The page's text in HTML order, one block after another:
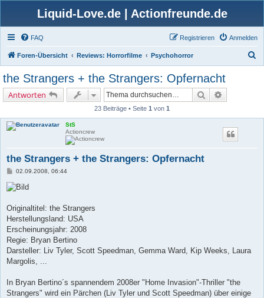
Liquid-Love.de | Actionfreunde.de
FAQ Anmelden
Registrieren
Foren-Übersicht Reviews: Horrorfilme Psychohorror
the Strangers + the Strangers: Opfernacht
Antworten Suche
23 Beiträge • Seite 1 von 1
StS
Actioncrew
the Strangers + the Strangers: Opfernacht
B
i
t
a
g
02.09.2008, 06:44
Originaltitel: the Strangers
Herstellungsland: USA
Erscheinungsjahr: 2008
Regie: Bryan Bertino
Darsteller: Liv Tyler, Scott Speedman, Gemma Ward, Kip Weeks, Laura
Margolis, ...
In Bryan Bertino´s spannendem 2008er "Home Invasion"-Thriller "the
Strangers" wird ein Pärchen (Liv Tyler und Scott Speedman) über einige